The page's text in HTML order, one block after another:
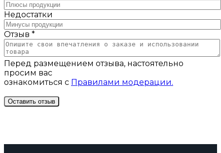
Недостатки
Отзыв *
Перед размещением отзыва, настоятельно
просим вас
ознакомиться с Правилами модерации.